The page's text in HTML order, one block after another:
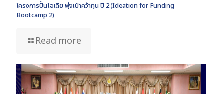
โครงการปั้นไอเดีย พุ่งเป้าคว้าทุน ปี 2 (Ideation for Funding
Bootcamp 2)
Read more